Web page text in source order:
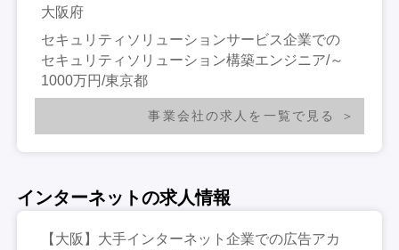
大阪府
セキュリティソリューションサービス企業での
セキュリティソリューション構築エンジニア/～
1000万円/東京都
事業会社の求人を一覧で見る
インターネットの求人情報
【大阪】大手インターネット企業での広告アカ